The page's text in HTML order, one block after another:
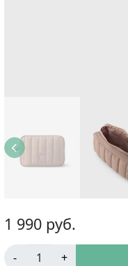
1 990 руб.
-
+